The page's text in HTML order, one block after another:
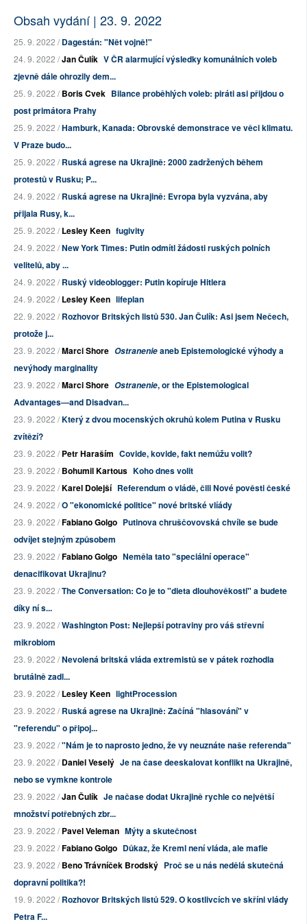
Obsah vydání | 23. 9. 2022
25. 9. 2022 /Dagestán: "Nět vojně!"
24. 9. 2022 /Jan Čulík V ČR alarmující výsledky komunálních voleb
zjevně dále ohrozily dem...
25. 9. 2022 /Boris Cvek Bilance proběhlých voleb: piráti asi přijdou o
post primátora Prahy
25. 9. 2022 /Hamburk, Kanada: Obrovské demonstrace ve věci klimatu.
V Praze budo...
25. 9. 2022 /Ruská agrese na Ukrajině: 2000 zadržených během
protestů v Rusku; P...
24. 9. 2022 /Ruská agrese na Ukrajině: Evropa byla vyzvána, aby
přijala Rusy, k...
25. 9. 2022 /Lesley Keen fugivity
24. 9. 2022 /New York Times: Putin odmítl žádosti ruských polních
velitelů, aby ...
24. 9. 2022 /Ruský videoblogger: Putin kopíruje Hitlera
24. 9. 2022 /Lesley Keen lifeplan
22. 9. 2022 /Rozhovor Britských listů 530. Jan Čulík: Asi jsem Nečech,
protože j...
23. 9. 2022 /Marci Shore Ostranenieaneb Epistemologické výhody a
nevýhody marginality
23. 9. 2022 /Marci Shore Ostranenie, or the Epistemological
Advantages—and Disadvan...
23. 9. 2022 /Který z dvou mocenských okruhů kolem Putina v Rusku
zvítězí?
23. 9. 2022 /Petr Haraším Covide, kovide, fakt nemůžu volit?
23. 9. 2022 /Bohumil Kartous Koho dnes volit
23. 9. 2022 /Karel Dolejší Referendum o vládě, čili Nové pověsti české
24. 9. 2022 /O "ekonomické politice" nové britské vlíády
23. 9. 2022 /Fabiano Golgo Putinova chruščovovská chvíle se bude
odvíjet stejným způsobem
23. 9. 2022 /Fabiano Golgo Neměla tato "speciální operace"
denacifikovat Ukrajinu?
23. 9. 2022 /The Conversation: Co je to "dieta dlouhověkosti" a budete
díky ní s...
23. 9. 2022 /Washington Post: Nejlepší potraviny pro váš střevní
mikrobiom
23. 9. 2022 /Nevolená britská vláda extremistů se v pátek rozhodla
brutálně zadl...
23. 9. 2022 /Lesley Keen lightProcession
23. 9. 2022 /Ruská agrese na Ukrajině: Začíná "hlasování" v
"referendu" o připoj...
23. 9. 2022 /"Nám je to naprosto jedno, že vy neuznáte naše referenda"
23. 9. 2022 /Daniel Veselý Je na čase deeskalovat konflikt na Ukrajině,
nebo se vymkne kontrole
23. 9. 2022 /Jan Čulík Je načase dodat Ukrajině rychle co největší
množství potřebných zbr...
23. 9. 2022 /Pavel Veleman Mýty a skutečnost
23. 9. 2022 /Fabiano Golgo Důkaz, že Kreml není vláda, ale mafie
23. 9. 2022 /Beno Trávníček Brodský Proč se u nás nedělá skutečná
dopravní politika?!
19. 9. 2022 /Rozhovor Britských listů 529. O kostlivcích ve skříni vlády
Petra F...